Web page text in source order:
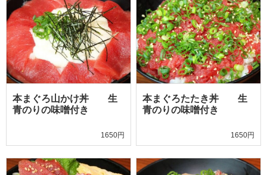
本まぐろ山かけ丼 生
青のりの味噌付き
1650円
本まぐろたたき丼 生
青のりの味噌付き
1650円